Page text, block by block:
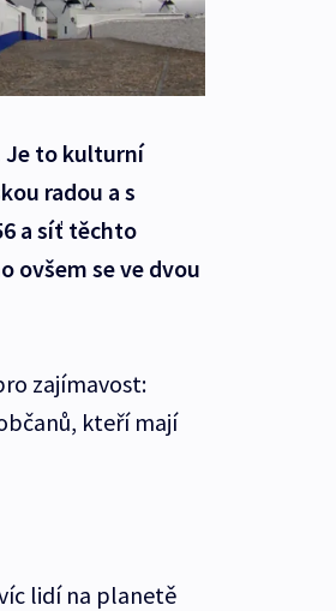
Je to kulturní
radou a s
a síť těchto
ovšem se ve dvou
zajímavost:
kteří mají
lidí na planetě